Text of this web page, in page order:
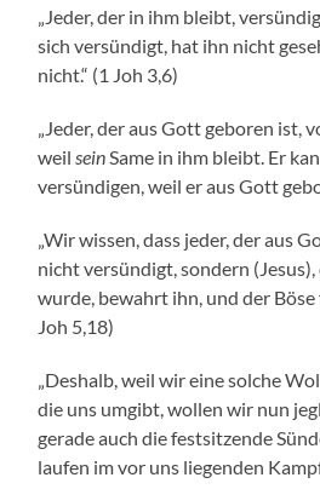
„Jeder, der in ihm bleibt,
sich versündigt, hat ihn nicht
nicht.“ (1 Joh 3,6)
„Jeder, der aus Gott geboren ist,
weil sein Same in ihm bleibt. Er
versündigen, weil er aus Gott
„Wir wissen, dass jeder, der aus
nicht versündigt, sondern
wurde, bewahrt ihn, und der Böse
Joh 5,18)
„Deshalb, weil wir eine solche
die uns umgibt, wollen wir nun
gerade auch die festsitzende
laufen im vor uns liegenden